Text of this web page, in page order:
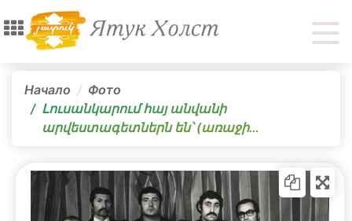
Начало
Фото
Լուսանկարում հայ անվանի
արվեստագետներն են՝ (առաջի…